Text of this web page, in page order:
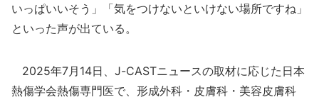
いっぱいいそう」「気をつけないといけない場所ですね」
といった声が出ている。
2025年7月14日、J-CASTニュースの取材に応じた日本
熱傷学会熱傷専門医で、形成外科・皮膚科・美容皮膚科